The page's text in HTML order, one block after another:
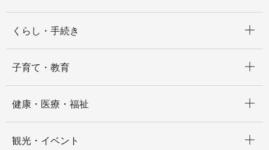
くらし・手続き
子育て・教育
健康・医療・福祉
観光・イベント